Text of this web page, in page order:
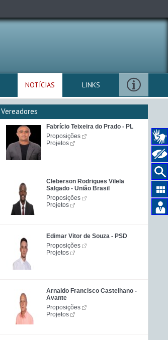
NOTÍCIAS LINKS
Vereadores
Fabrício Teixeira do Prado - PL
Proposições
Projetos
Cleberson Rodrigues Vilela
Salgado - União Brasil
Proposições
Projetos
Edimar Vitor de Souza - PSD
Proposições
Projetos
Arnaldo Francisco Castelhano -
Avante
Proposições
Projetos